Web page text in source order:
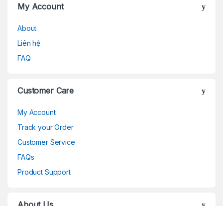
My Account
About
Liên hệ
FAQ
Customer Care
My Account
Track your Order
Customer Service
FAQs
Product Support